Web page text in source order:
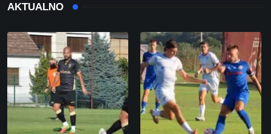
AKTUALNO